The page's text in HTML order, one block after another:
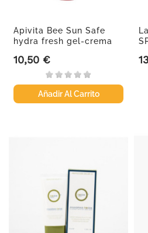
Apivita Bee Sun Safe
hydra fresh gel-crema
Precio
10,50 €
Añadir Al Carrito